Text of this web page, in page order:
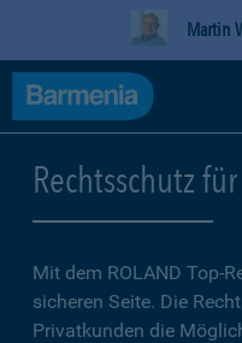
Martin
Rechtsschutz
Mit dem ROLAND Top-
sicheren Seite. Die
Privatkunden die